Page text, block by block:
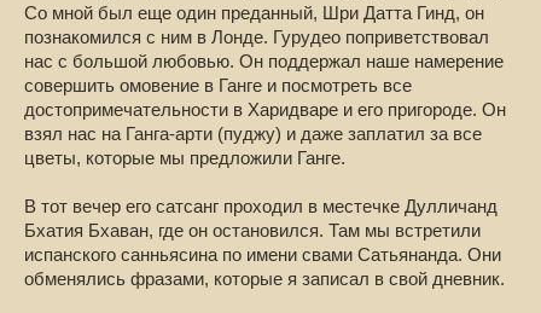
Со мной был еще один преданный, Шри Датта Гинд, он
познакомился с ним в Лонде. Гурудео поприветствовал
нас с большой любовью. Он поддержал наше намерение
совершить омовение в Ганге и посмотреть все
достопримечательности в Харидваре и его пригороде. Он
взял нас на Ганга-арти (пуджу) и даже заплатил за все
цветы, которые мы предложили Ганге.
В тот вечер его сатсанг проходил в местечке Дулличанд
Бхатия Бхаван, где он остановился. Там мы встретили
испанского санньясина по имени свами Сатьянанда. Они
обменялись фразами, которые я записал в свой дневник.